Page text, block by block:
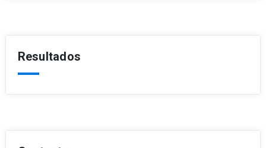
Resultados